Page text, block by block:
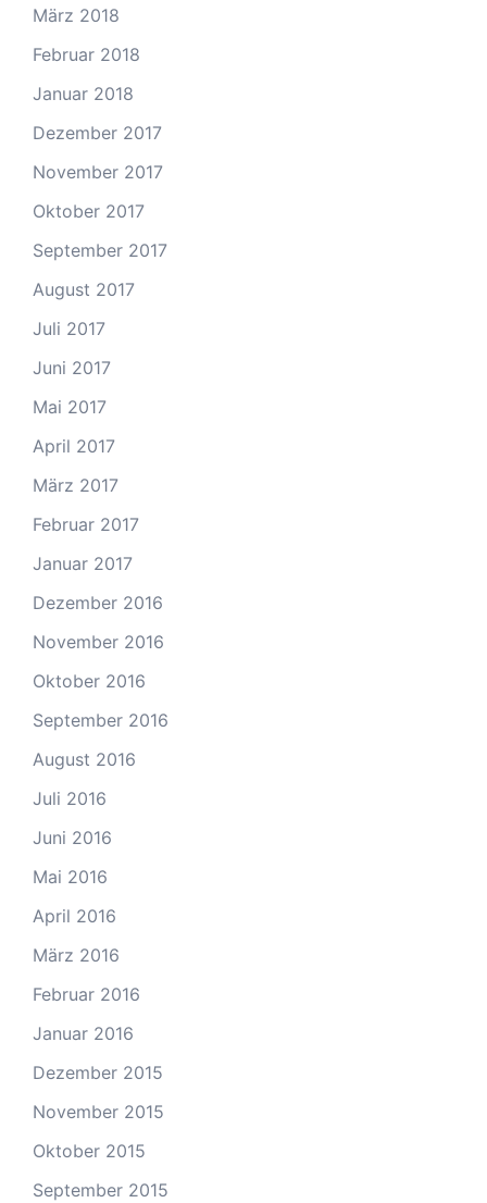
März 2018
Februar 2018
Januar 2018
Dezember 2017
November 2017
Oktober 2017
September 2017
August 2017
Juli 2017
Juni 2017
Mai 2017
April 2017
März 2017
Februar 2017
Januar 2017
Dezember 2016
November 2016
Oktober 2016
September 2016
August 2016
Juli 2016
Juni 2016
Mai 2016
April 2016
März 2016
Februar 2016
Januar 2016
Dezember 2015
November 2015
Oktober 2015
September 2015